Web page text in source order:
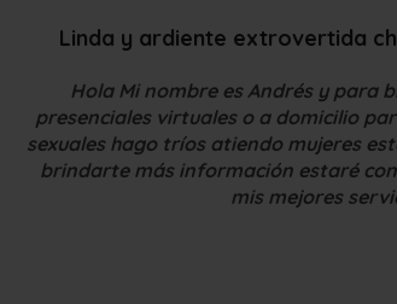
Linda y ardiente extrovertida
Hola Mi nombre es Andrés y para
presenciales virtuales o a domicilio
sexuales hago tríos atiendo mujeres
brindarte más información estaré
mis mejores